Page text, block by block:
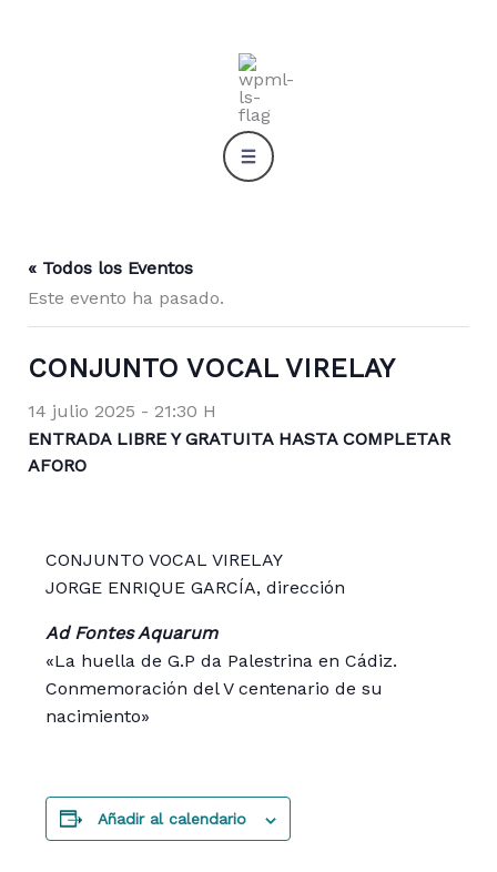
« Todos los Eventos
Este evento ha pasado.
CONJUNTO VOCAL VIRELAY
14 julio 2025 - 21:30 H
ENTRADA LIBRE Y GRATUITA HASTA COMPLETAR
AFORO
CONJUNTO VOCAL VIRELAY
JORGE ENRIQUE GARCÍA, dirección
Ad Fontes Aquarum
«La huella de G.P da Palestrina en Cádiz.
Conmemoración del V centenario de su
nacimiento»
Añadir al calendario